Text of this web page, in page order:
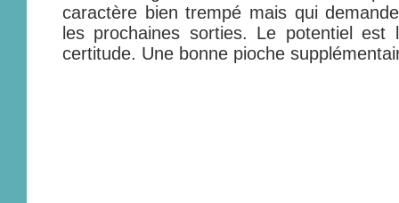
caractère bien trempé mais qui
les prochaines sorties. Le potentiel
certitude. Une bonne pioche